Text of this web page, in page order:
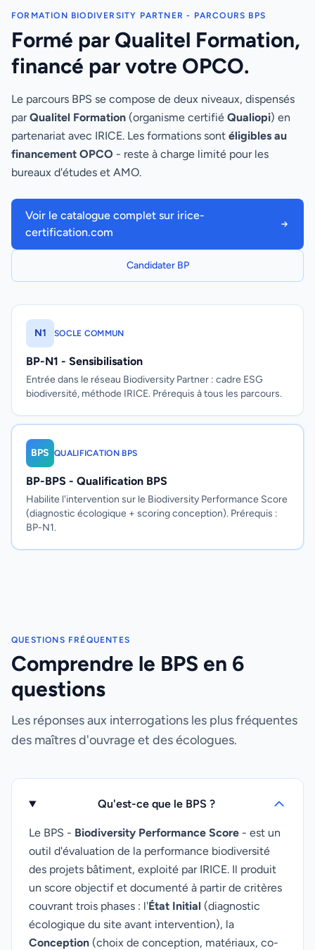
FORMATION BIODIVERSITY PARTNER - PARCOURS BPS
Formé par Qualitel Formation,
financé par votre OPCO.
Le parcours BPS se compose de deux niveaux, dispensés
parQualitel Formation (organisme certifié Qualiopi) en
partenariat avec IRICE. Les formations sont éligibles au
financement OPCO - reste à charge limité pour les
bureaux d'études et AMO.
Voir le catalogue complet sur irice-
certification.com
Candidater BP
N1 SOCLE COMMUN
BP-N1 - Sensibilisation
Entrée dans le réseau Biodiversity Partner : cadre ESG
biodiversité, méthode IRICE. Prérequis à tous les parcours.
BPS QUALIFICATION BPS
BP-BPS - Qualification BPS
Habilite l'intervention sur le Biodiversity Performance Score
(diagnostic écologique + scoring conception). Prérequis :
BP-N1.
QUESTIONS FRÉQUENTES
Comprendre le BPS en 6
questions
Les réponses aux interrogations les plus fréquentes
des maîtres d'ouvrage et des écologues.
Qu'est-ce que le BPS ?
Le BPS - Biodiversity Performance Score - est un
outil d'évaluation de la performance biodiversité
des projets bâtiment, exploité par IRICE. Il produit
un score objectif et documenté à partir de critères
couvrant trois phases : l'État Initial (diagnostic
écologique du site avant intervention), la
Conception (choix de conception, matériaux, co-